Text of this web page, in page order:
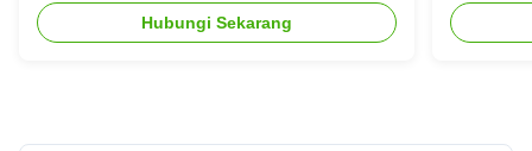
Hubungi Sekarang